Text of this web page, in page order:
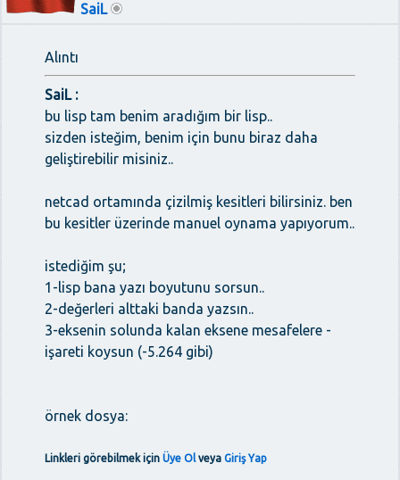
SaiL
Alıntı
SaiL :
bu lisp tam benim aradığım bir lisp..
sizden isteğim, benim için bunu biraz daha
geliştirebilir misiniz..
netcad ortamında çizilmiş kesitleri bilirsiniz. ben
bu kesitler üzerinde manuel oynama yapıyorum..
istediğim şu;
1-lisp bana yazı boyutunu sorsun..
2-değerleri alttaki banda yazsın..
3-eksenin solunda kalan eksene mesafelere -
işareti koysun (-5.264 gibi)
örnek dosya:
Linkleri görebilmek için Üye Olveya Giriş Yap